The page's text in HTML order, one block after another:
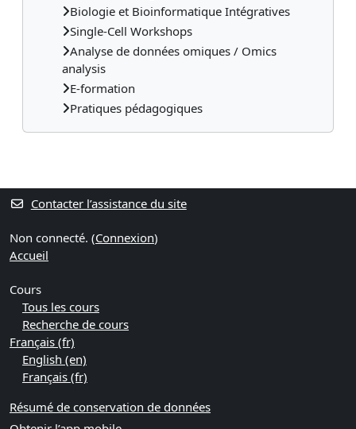
Biologie et Bioinformatique Intégratives
Single-Cell Workshops
Analyse de données omiques / Omics
analysis
E-formation
Pratiques pédagogiques
Contacter l’assistance du site
Non connecté. (Connexion)
Accueil
Cours
Tous les cours
Recherche de cours
Français ‎(fr)‎
English ‎(en)‎
Français ‎(fr)‎
Résumé de conservation de données